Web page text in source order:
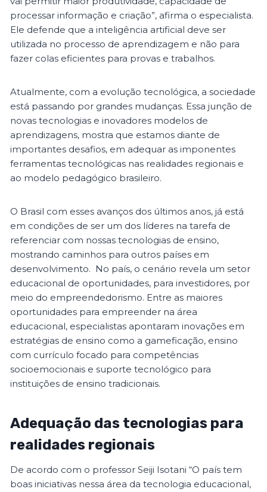
processar informação e criação”, afirma o especialista.
Ele defende que a inteligência artificial deve ser
utilizada no processo de aprendizagem e não para
fazer colas eficientes para provas e trabalhos.
Atualmente, com a evolução tecnológica, a sociedade
está passando por grandes mudanças. Essa junção de
novas tecnologias e inovadores modelos de
aprendizagens, mostra que estamos diante de
importantes desafios, em adequar as imponentes
ferramentas tecnológicas nas realidades regionais e
ao modelo pedagógico brasileiro.
O Brasil com esses avanços dos últimos anos, já está
em condições de ser um dos líderes na tarefa de
referenciar com nossas tecnologias de ensino,
mostrando caminhos para outros países em
desenvolvimento. No país, o cenário revela um setor
educacional de oportunidades, para investidores, por
meio do empreendedorismo. Entre as maiores
oportunidades para empreender na área
educacional, especialistas apontaram inovações em
estratégias de ensino como a gameficação, ensino
com currículo focado para competências
socioemocionais e suporte tecnológico para
instituições de ensino tradicionais.
Adequação das tecnologias para
realidades regionais
De acordo com o professor Seiji Isotani “O país tem
boas iniciativas nessa área da tecnologia educacional,